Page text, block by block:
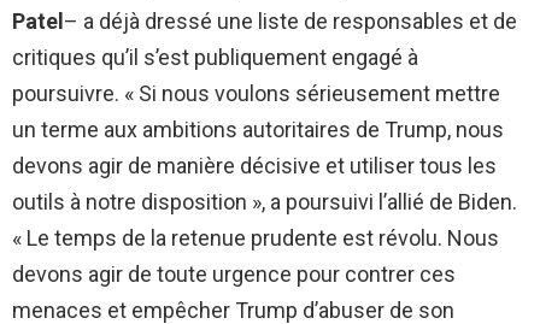
Patel– a déjà dressé une liste de responsables et de
critiques qu’il s’est publiquement engagé à
poursuivre. « Si nous voulons sérieusement mettre
un terme aux ambitions autoritaires de Trump, nous
devons agir de manière décisive et utiliser tous les
outils à notre disposition », a poursuivi l’allié de Biden.
« Le temps de la retenue prudente est révolu. Nous
devons agir de toute urgence pour contrer ces
menaces et empêcher Trump d’abuser de son